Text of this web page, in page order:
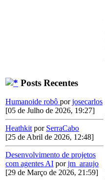
Posts Recentes
Humanoide robô porjosecarlos
[05 de Julho de 2026, 19:27]
Heathkit por SerraCabo
[25 de Abril de 2026, 12:48]
Desenvolvimento de projetos
com agentes AI porjm_araujo
[29 de Março de 2026, 21:59]